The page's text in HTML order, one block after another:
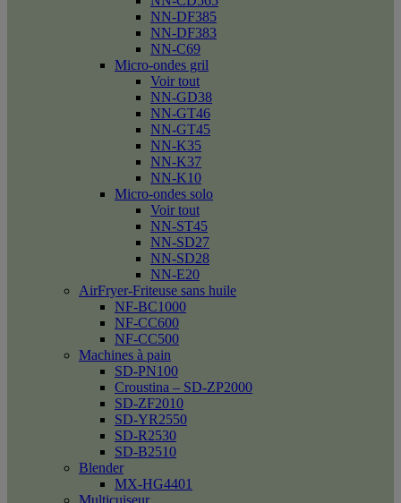
NN-DF385
NN-DF383
NN-C69
Micro-ondes gril
Voir tout
NN-GD38
NN-GT46
NN-GT45
NN-K35
NN-K37
NN-K10
Micro-ondes solo
Voir tout
NN-ST45
NN-SD27
NN-SD28
NN-E20
AirFryer-Friteuse sans huile
NF-BC1000
NF-CC600
NF-CC500
Machines à pain
SD-PN100
Croustina – SD-ZP2000
SD-ZF2010
SD-YR2550
SD-R2530
SD-B2510
Blender
MX-HG4401
Multicuiseur